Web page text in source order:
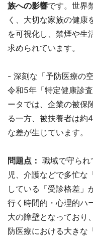
族への影響です。世界
く、大切な家族の健康
を可視化し、禁煙や生
求められています。
- 深刻な「予防医療の
令和5年「特定健康診
ータでは、企業の被保
る一方、被扶養者は約
な差が生じています。
問題点： 職域で守ら
児、介護などで多忙な
している「受診格差」
行く時間的・心理的ハ
大の障壁となっており
防医療における大きな